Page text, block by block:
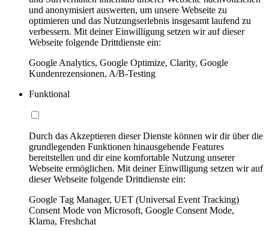
und anonymisiert auswerten, um unsere Webseite zu
optimieren und das Nutzungserlebnis insgesamt laufend zu
verbessern. Mit deiner Einwilligung setzen wir auf dieser
Webseite folgende Drittdienste ein:
Google Analytics, Google Optimize, Clarity, Google
Kundenrezensionen, A/B-Testing
Funktional
Durch das Akzeptieren dieser Dienste können wir dir über die
grundlegenden Funktionen hinausgehende Features
bereitstellen und dir eine komfortable Nutzung unserer
Webseite ermöglichen. Mit deiner Einwilligung setzen wir auf
dieser Webseite folgende Drittdienste ein:
Google Tag Manager, UET (Universal Event Tracking)
Consent Mode von Microsoft, Google Consent Mode,
Klarna, Freshchat